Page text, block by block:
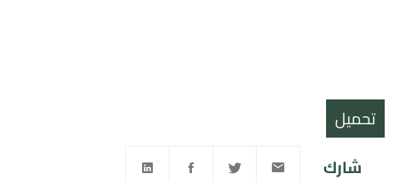
تحميل
شارك